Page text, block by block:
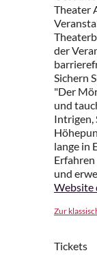
Theater
der
Sichern
"Der
und
Intrigen,
lange in
und
Website
Zur
Tickets